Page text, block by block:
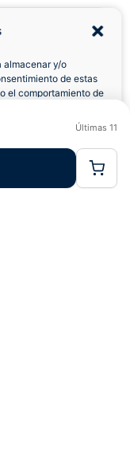
almacenar y/o
de estas
el comportamiento de
a ciertasÚltimas 11
7 Días
Sin Límites